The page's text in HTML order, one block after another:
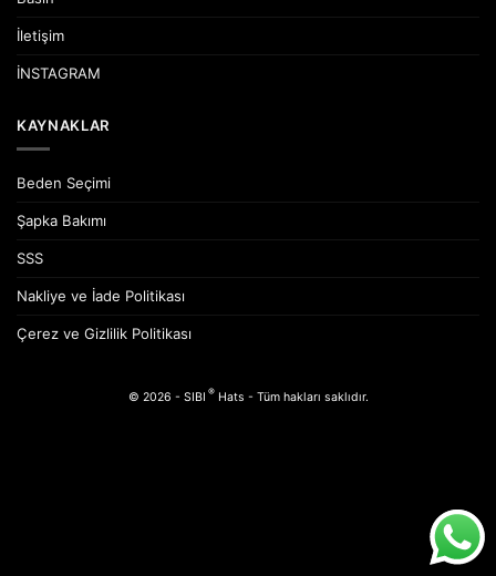
İletişim
İNSTAGRAM
KAYNAKLAR
Beden Seçimi
Şapka Bakımı
SSS
Nakliye ve İade Politikası
Çerez ve Gizlilik Politikası
© 2026 - SIBI ®Hats - Tüm hakları saklıdır.